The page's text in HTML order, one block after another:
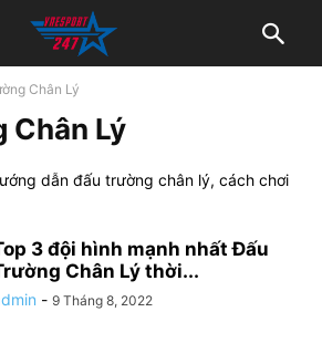
Chân Lý
Chân Lý
dẫn đấu trường chân lý, cách chơi
3 đội hình mạnh nhất Đấu
Chân Lý thời...
- 9 Tháng 8, 2022